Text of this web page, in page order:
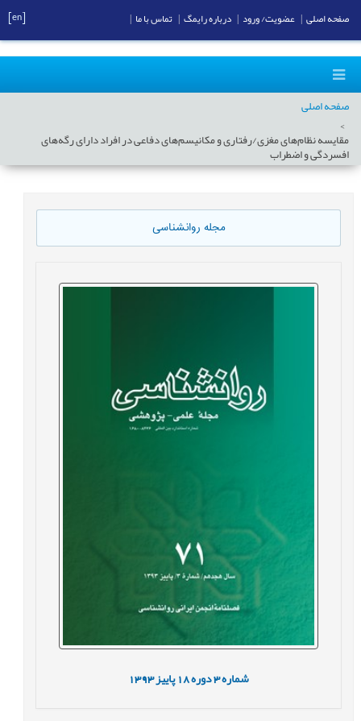
صفحه اصلی
مقایسه نظام‌های مغزی/رفتاری و مکانیسم‌های دفاعی در افراد دارای رگه‌های
افسردگی و اضطراب
مجله روانشناسی
شماره3 دوره18 پاییز1393
صفحه اصلی عضویت/ ورود درباره رایمگ تماس با ما